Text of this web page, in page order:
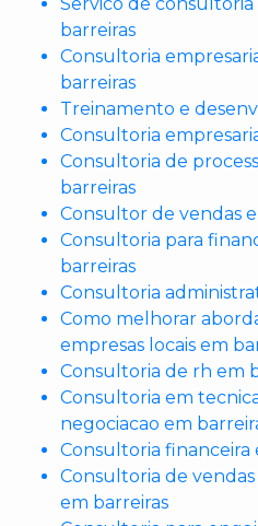
Servico de consultoria
barreiras
Consultoria
barreiras
Treinamento e
Consultoria
Consultoria de
barreiras
Consultor de vendas
Consultoria para
barreiras
Consultoria
Como melhorar
empresas locais em
Consultoria de rh em
Consultoria em
negociacao em
Consultoria financeira
Consultoria de
em barreiras